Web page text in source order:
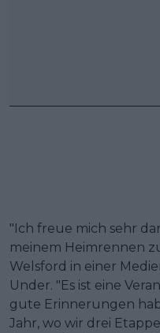
"Ich freue mich sehr
meinem Heimrennen
Welsford in einer
Under. "Es ist eine
gute Erinnerungen
Jahr, wo wir drei